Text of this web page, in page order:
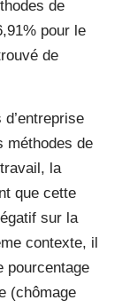
de
pour le
de
méthodes de
la
que cette
sur la
contexte, il
pourcentage
(chômage